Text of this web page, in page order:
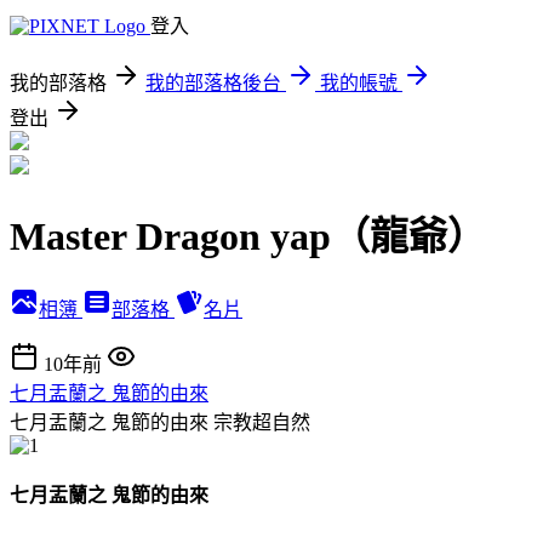
登入
我的部落格 我的部落格後台
我的帳號
登出
Master Dragon yap（龍爺）
相簿 部落格 名片
10年前
七月盂蘭之 鬼節的由來
七月盂蘭之 鬼節的由來 宗教超自然
七月盂蘭之 鬼節的由來